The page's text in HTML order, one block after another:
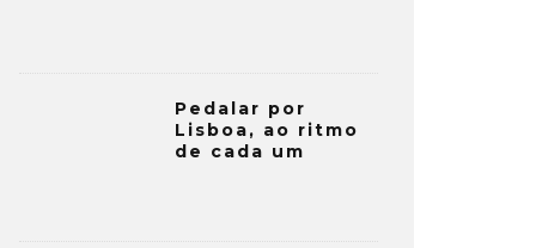
Pedalar por
Lisboa, ao ritmo
de cada um